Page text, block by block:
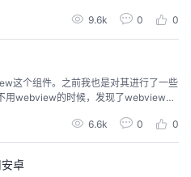
9.6k 0 0
这个组件。之前我也是对其进行了一些
用webview的时候，发现了webview的
6.6k 0 0
卓